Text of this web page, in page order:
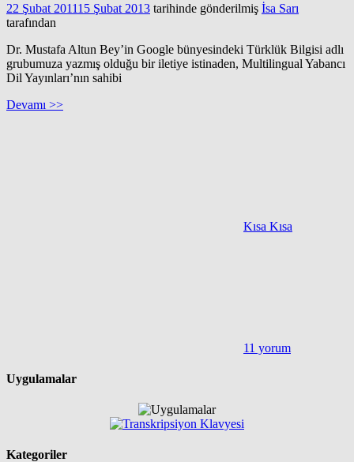
22 Şubat 201115 Şubat 2013 tarihinde gönderilmiş İsa Sarı
tarafından
Dr. Mustafa Altun Bey’in Google bünyesindeki Türklük Bilgisi adlı
grubumuza yazmış olduğu bir iletiye istinaden, Multilingual Yabancı
Dil Yayınları’nın sahibi
Devamı >>
Kısa Kısa
11 yorum
Uygulamalar
Kategoriler